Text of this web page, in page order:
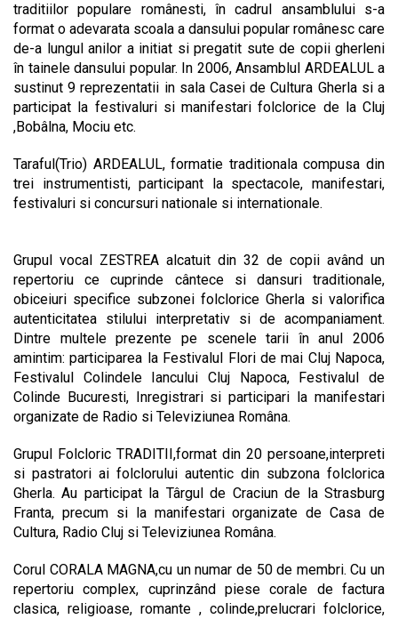
traditiilor populare românesti, în cadrul ansamblului s-a
format o adevarata scoala a dansului popular românesc care
de-a lungul anilor a initiat si pregatit sute de copii gherleni
în tainele dansului popular. In 2006, Ansamblul ARDEALUL a
sustinut 9 reprezentatii in sala Casei de Cultura Gherla si a
participat la festivaluri si manifestari folclorice de la Cluj
,Bobâlna, Mociu etc.
Taraful(Trio) ARDEALUL, formatie traditionala compusa din
trei instrumentisti, participant la spectacole, manifestari,
festivaluri si concursuri nationale si internationale.
Grupul vocal ZESTREA alcatuit din 32 de copii având un
repertoriu ce cuprinde cântece si dansuri traditionale,
obiceiuri specifice subzonei folclorice Gherla si valorifica
autenticitatea stilului interpretativ si de acompaniament.
Dintre multele prezente pe scenele tarii în anul 2006
amintim: participarea la Festivalul Flori de mai Cluj Napoca,
Festivalul Colindele Iancului Cluj Napoca, Festivalul de
Colinde Bucuresti, Inregistrari si participari la manifestari
organizate de Radio si Televiziunea Româna.
Grupul Folcloric TRADITII,format din 20 persoane,interpreti
si pastratori ai folclorului autentic din subzona folclorica
Gherla. Au participat la Târgul de Craciun de la Strasburg
Franta, precum si la manifestari organizate de Casa de
Cultura, Radio Cluj si Televiziunea Româna.
Corul CORALA MAGNA,cu un numar de 50 de membri. Cu un
repertoriu complex, cuprinzând piese corale de factura
clasica, religioase, romante , colinde,prelucrari folclorice,